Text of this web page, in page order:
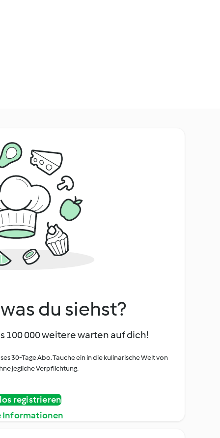
du siehst?
100 000 weitere warten auf dich!
30-Tage Abo. Tauche ein in die kulinarische Welt von
jegliche Verpflichtung.
registrieren
Informationen